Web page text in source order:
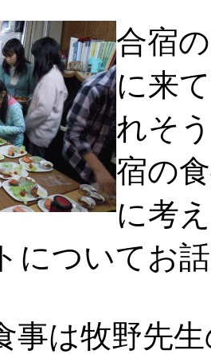
合宿
に来
れそ
宿の
に考
についてお
事は牧野先